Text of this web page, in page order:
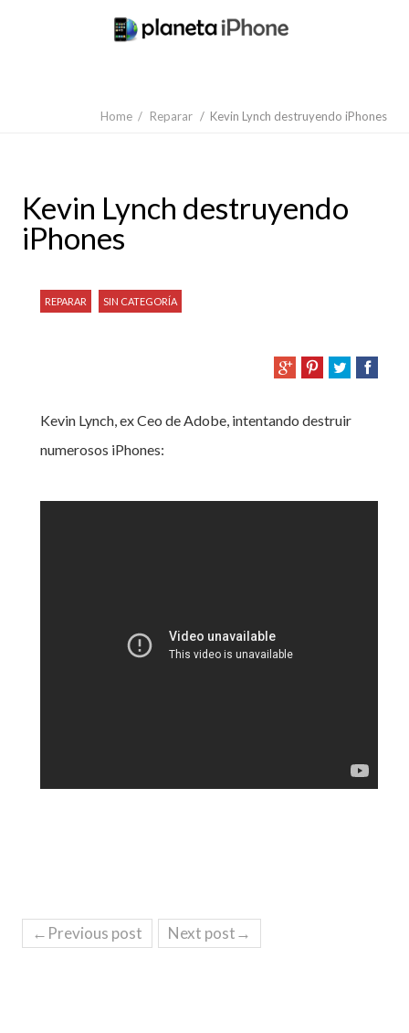
Home / Reparar / Kevin Lynch destruyendo iPhones
Kevin Lynch destruyendo
iPhones
REPARAR SIN CATEGORÍA
Kevin Lynch, ex Ceo de Adobe, intentando destruir
numerosos iPhones:
←Previous post Next post→